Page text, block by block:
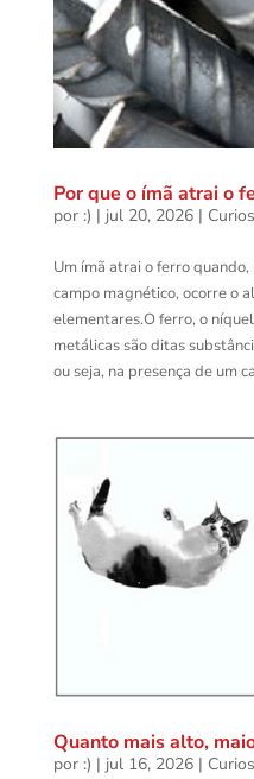
Por que o ímã atrai o
por :) | jul 20, 2026|
Um ímã atrai o ferro
campo magnético, ocorre o
elementares.O ferro, o
metálicas são ditas
ou seja, na presença de um
Quanto mais alto,
por :) | jul 16, 2026|